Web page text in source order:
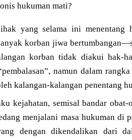
hukuman mati?
yang selama ini menentang
korban jiwa
korban tidak diakui hak-
namun dalam
kalangan-kalangan penentang
kejahatan, semisal bandar
menjalani masa hukuman di
dengan dikendalikan dari